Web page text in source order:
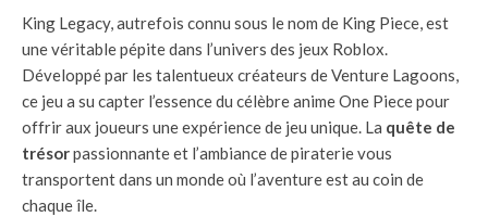
King Legacy, autrefois connu sous le nom de King Piece, est
une véritable pépite dans l’univers des jeux Roblox.
Développé par les talentueux créateurs de Venture Lagoons,
ce jeu a su capter l’essence du célèbre anime One Piece pour
offrir aux joueurs une expérience de jeu unique. La quête de
trésorpassionnante et l’ambiance de piraterie vous
transportent dans un monde où l’aventure est au coin de
chaque île.